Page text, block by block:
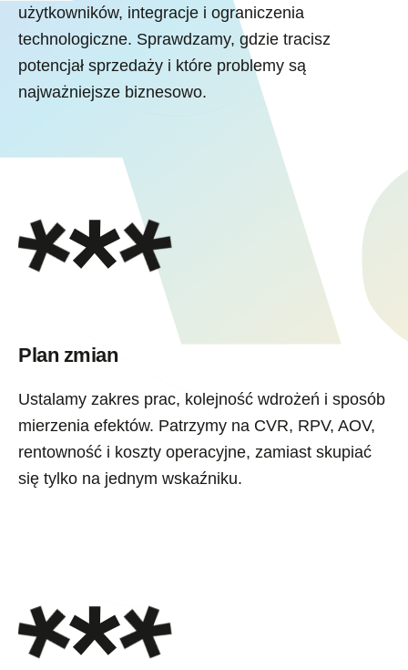
użytkowników, integracje i ograniczenia
technologiczne. Sprawdzamy, gdzie tracisz
potencjał sprzedaży i które problemy są
najważniejsze biznesowo.
Plan zmian
Ustalamy zakres prac, kolejność wdrożeń i sposób
mierzenia efektów. Patrzymy na CVR, RPV, AOV,
rentowność i koszty operacyjne, zamiast skupiać
się tylko na jednym wskaźniku.